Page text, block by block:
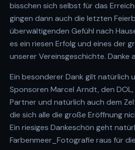
bisschen sich selbst für das
gingen dann auch die letzten
überwältigenden Gefühl nach
es ein riesen Erfolg und eines der
unserer Vereinsgeschichte. Danke
Ein besonderer Dank gilt natürlich
Sponsoren Marcel Arndt, den DOL,
Partner und natürlich auch dem
die sich alle die große Eröffnung
Ein riesiges Dankeschön geht
Farbenmeer_Fotografie raus für